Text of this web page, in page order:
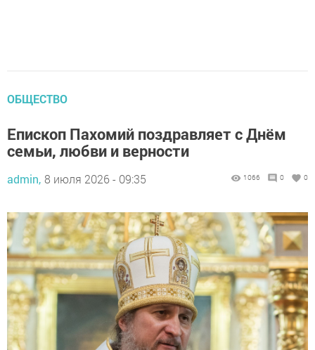
ОБЩЕСТВО
Епископ Пахомий поздравляет с Днём
семьи, любви и верности
admin, 8 июля 2026 - 09:35 1066 0 0